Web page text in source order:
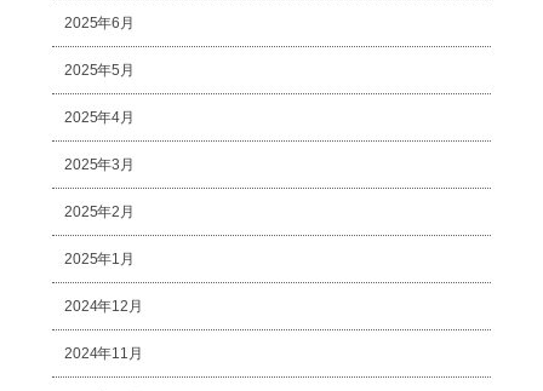
2025年6月
2025年5月
2025年4月
2025年3月
2025年2月
2025年1月
2024年12月
2024年11月